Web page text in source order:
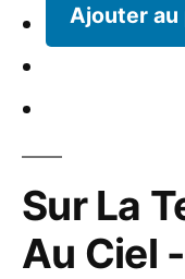
Ajouter au
Sur La
Au Ciel